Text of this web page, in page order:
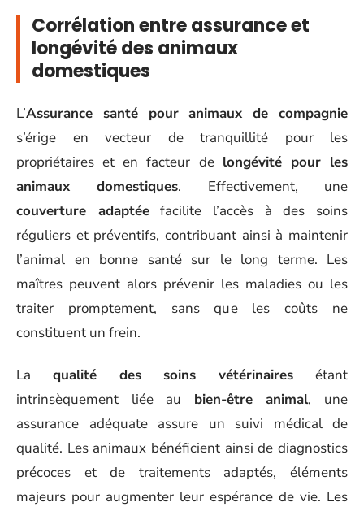
Corrélation entre assurance et
longévité des animaux
domestiques
L’Assurance santé pour animaux de compagnie
s’érige en vecteur de tranquillité pour les
propriétaires et en facteur de longévité pour les
animaux domestiques. Effectivement, une
couverture adaptéefacilite l’accès à des soins
réguliers et préventifs, contribuant ainsi à maintenir
l’animal en bonne santé sur le long terme. Les
maîtres peuvent alors prévenir les maladies ou les
traiter promptement, sans que les coûts ne
constituent un frein.
La qualité des soins vétérinaires étant
intrinsèquement liée au bien-être animal, une
assurance adéquate assure un suivi médical de
qualité. Les animaux bénéficient ainsi de diagnostics
précoces et de traitements adaptés, éléments
majeurs pour augmenter leur espérance de vie. Les